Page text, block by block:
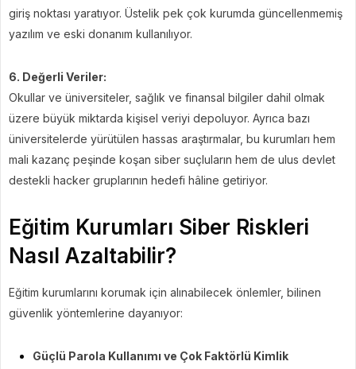
giriş noktası yaratıyor. Üstelik pek çok kurumda güncellenmemiş
yazılım ve eski donanım kullanılıyor.
6. Değerli Veriler:
Okullar ve üniversiteler, sağlık ve finansal bilgiler dahil olmak
üzere büyük miktarda kişisel veriyi depoluyor. Ayrıca bazı
üniversitelerde yürütülen hassas araştırmalar, bu kurumları hem
mali kazanç peşinde koşan siber suçluların hem de ulus devlet
destekli hacker gruplarının hedefi hâline getiriyor.
Eğitim Kurumları Siber Riskleri
Nasıl Azaltabilir?
Eğitim kurumlarını korumak için alınabilecek önlemler, bilinen
güvenlik yöntemlerine dayanıyor:
Güçlü Parola Kullanımı ve Çok Faktörlü Kimlik